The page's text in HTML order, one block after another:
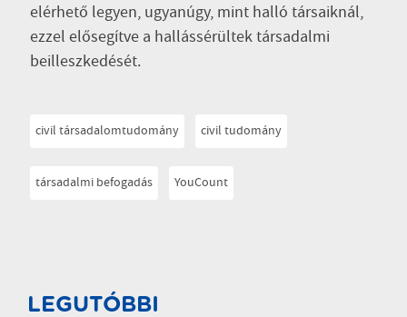
elérhető legyen, ugyanúgy, mint halló társaiknál,
ezzel elősegítve a hallássérültek társadalmi
beilleszkedését.
civil társadalomtudomány civil tudomány
társadalmi befogadás YouCount
LEGUTÓBBI